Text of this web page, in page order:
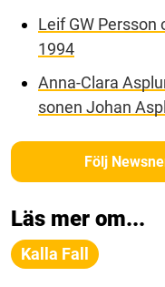
Leif GW Persson
1994
Anna-Clara
sonen Johan
Följ
Läs mer om...
Kalla Fall